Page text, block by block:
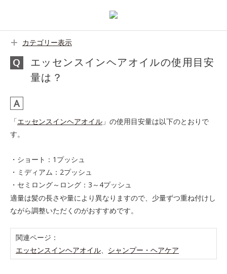
カテゴリー表示
エッセンスインヘアオイルの使用目安
量は？
「エッセンスインヘアオイル 」の使用目安量は以下のとおりで
す。
・ショート：1プッシュ
・ミディアム：2プッシュ
・セミロング～ロング：3～4プッシュ
適量は髪の長さや量により異なりますので、少量ずつ重ね付けし
ながら調整いただくのがおすすめです。
関連ページ：
エッセンスインヘアオイル、 シャンプー・ヘアケア